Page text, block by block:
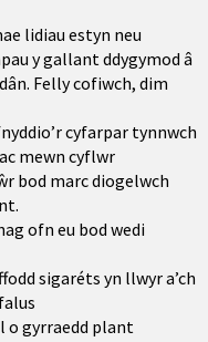
lidiau estyn neu
y gallant ddygymod â
Felly cofiwch, dim
cyfarpar tynnwch
mewn cyflwr
bod marc diogelwch
ofn eu bod wedi
sigaréts yn llwyr a’ch
o gyrraedd plant